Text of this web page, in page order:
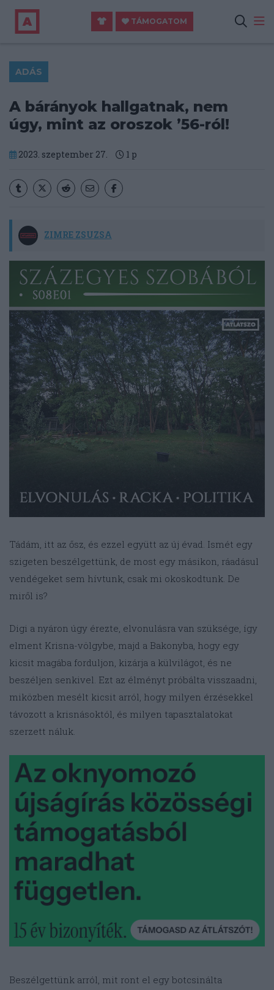
TÁMOGATOM
ADÁS
A bárányok hallgatnak, nem
úgy, mint az oroszok ’56-ról!
2023. szeptember 27. 1 p
ZIMRE ZSUZSA
Tádám, itt az ősz, és ezzel együtt az új évad. Ismét egy
szigeten beszélgettünk, de most egy másikon, ráadásul
vendégeket sem hívtunk, csak mi okoskodtunk. De
miről is?
Digi a nyáron úgy érezte, elvonulásra van szüksége, így
elment Krisna-völgybe, majd a Bakonyba, hogy egy
kicsit magába forduljon, kizárja a külvilágot, és ne
beszéljen senkivel. Ezt az élményt próbálta visszaadni,
miközben mesélt kicsit arról, hogy milyen érzésekkel
távozott a krisnásoktól, és milyen tapasztalatokat
szerzett náluk.
Beszélgettünk arról, mit ront el egy botcsinálta